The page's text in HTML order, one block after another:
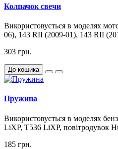
Колпачок свечи
Використовується в моделях
06), 143 RII (2009-01), 143 RII
303 грн.
До кошика
Пружина
Використовується в моделях
LiXP, T536 LiXP, повітродувок
185 грн.